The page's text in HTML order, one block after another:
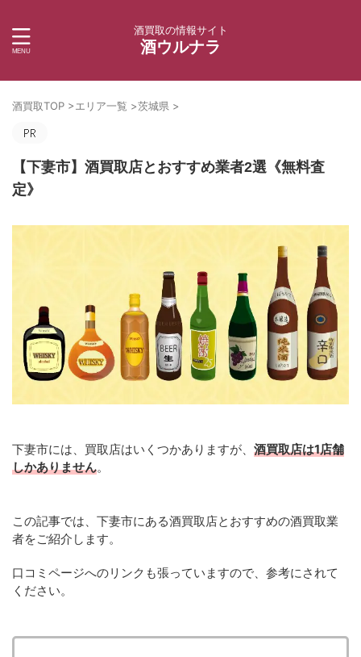
酒買取の情報サイト
酒ウルナラ
酒買取TOP >エリア一覧 >茨城県 >
【下妻市】酒買取店とおすすめ業者2選《無料査
定》
下妻市には、買取店はいくつかありますが、 酒買取店は1店舗
しかありません。
この記事では、下妻市にある酒買取店とおすすめの酒買取業
者をご紹介します。
口コミページへのリンクも張っていますので、参考にされて
ください。